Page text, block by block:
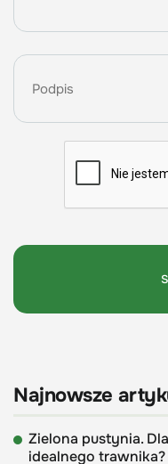
Najnowsze
Zielona pustynia.
idealnego trawnika?